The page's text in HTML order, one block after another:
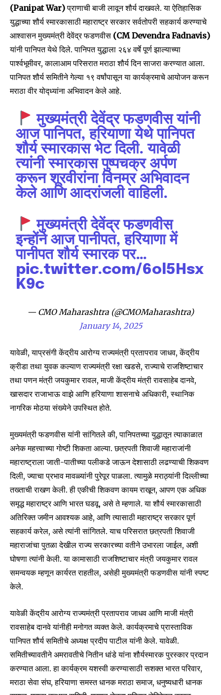
Join our community of
SUBSCRIBERS and be part of the
conversation.
To subscribe, simply enter your email address on our website
or click the subscribe button below. Don't worry, we respect
your privacy and won't spam your inbox. Your information is
safe with us.
SUBSCRIBE
I've read and accept the Privacy Policy
6,300
Fans
32,111
Followers
75
(Panipat War)प्राणाची बाजी लावून शौर्य दाखवले. या ऐतिहासिक
युद्धाच्या शौर्य स्मारकासाठी महाराष्ट्र सरकार सर्वतोपरी सहकार्य करण्याचे
आश्वासन मुख्यमंत्री देवेंद्र फडणवीस (CM Devendra Fadnavis)
यांनी पानिपत येथे दिले. पानिपत युद्धाला २६४ वर्षे पूर्ण झाल्याच्या
पार्श्वभूमीवर, कालाआम परिसरात मराठा शौर्य दिन साजरा करण्यात आला.
पानिपत शौर्य समितीने गेल्या १९ वर्षांपासून या कार्यक्रमाचे आयोजन करून
मराठा वीर योद्ध्यांना अभिवादन केले आहे.
मुख्यमंत्री देवेंद्र फडणवीस यांनी
आज पानिपत, हरियाणा येथे पानिपत
शौर्य स्मारकास भेट दिली. यावेळी
त्यांनी स्मारकास पुष्पचक्र अर्पण
करून शूरवीरांना विनम्र अभिवादन
केले आणि आदरांजली वाहिली.
मुख्यमंत्री देवेंद्र फडणवीस
इन्होंने आज पानीपत, हरियाणा में
पानीपत शौर्य स्मारक पर…
pic.twitter.com/6ol5Hsx
K9c
— CMO Maharashtra (@CMOMaharashtra)
January 14, 2025
यावेळी, याप्रसंगी केंद्रीय आरोग्य राज्यमंत्री प्रतापराव जाधव, केंद्रीय
क्रीडा तथा युवक कल्याण राज्यमंत्री रक्षा खडसे, राज्याचे राजशिष्टाचार
तथा पणन मंत्री जयकुमार रावल, माजी केंद्रीय मंत्री रावसाहेब दानवे,
खासदार राजाभाऊ वाझे आणि हरियाणा शासनाचे अधिकारी, स्थानिक
नागरिक मोठया संख्येने उपस्थित होते.
मुख्यमंत्री फडणवीस यांनी सांगितले की, पानिपतच्या युद्धातून त्याकाळात
अनेक महत्त्वाच्या गोष्टी शिकता आल्या. छत्रपती शिवाजी महाराजांनी
महाराष्ट्राला जाती-पातीच्या पलीकडे जाऊन देशासाठी लढण्याची शिकवण
दिली, ज्याचा प्रभाव मावळ्यांनी पुरेपूर पाळला. त्यामुळे मराठ्यांनी दिल्लीच्या
तख्ताची राखण केली. ही एकीची शिकवण कायम राखून, आपण एक अधिक
समृद्ध महाराष्ट्र आणि भारत घडवू, असे ते म्हणाले. या शौर्य स्मारकासाठी
अतिरिक्त जमीन आवश्यक आहे, आणि त्यासाठी महाराष्ट्र सरकार पूर्ण
सहकार्य करेल, असे त्यांनी सांगितले. याच परिसरात छत्रपती शिवाजी
महाराजांचा पुतळा देखील राज्य सरकारच्या वतीने उभारला जाईल, अशी
घोषणा त्यांनी केली. या कामासाठी राजशिष्टाचार मंत्री जयकुमार रावल
समन्वयक म्हणून कार्यरत राहतील, असेही मुख्यमंत्री फडणवीस यांनी स्पष्ट
केले.
यावेळी केंद्रीय आरोग्य राज्यमंत्री प्रतापराव जाधव आणि माजी मंत्री
रावसाहेब दानवे यांनीही मनोगत व्यक्त केले. कार्यक्रमाचे प्रास्ताविक
पानिपत शौर्य समितीचे अध्यक्ष प्रदीप पाटील यांनी केले. यावेळी.
समितीच्यावतीने अमरावतीचे नितीन धांडे यांना शौर्यस्मारक पुरस्कार प्रदान
करण्यात आला. हा कार्यक्रम यशस्वी करण्यासाठी सशक्त भारत परिवार,
मराठा सेवा संघ, हरियाणा समस्त धानक मराठा समाज, धनुष्यधारी धानक